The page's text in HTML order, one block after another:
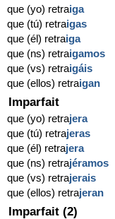
que (yo) retraiga
que (tú) retraigas
que (él) retraiga
que (ns) retraigamos
que (vs) retraigáis
que (ellos) retraigan
Imparfait
que (yo) retrajera
que (tú) retrajeras
que (él) retrajera
que (ns) retrajéramos
que (vs) retrajerais
que (ellos) retrajeran
Imparfait (2)